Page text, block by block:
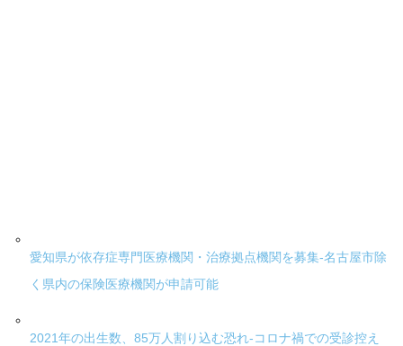
愛知県が依存症専門医療機関・治療拠点機関を募集-名古屋市除
く県内の保険医療機関が申請可能
2021年の出生数、85万人割り込む恐れ-コロナ禍での受診控え